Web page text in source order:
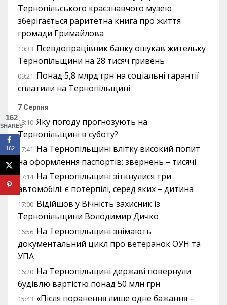
Тернопільського краєзнавчого музею
зберігається раритетна книга про життя
громади Гримайлова
10:33 Псевдопрацівник банку ошукав жительку
Тернопільщини на 28 тисяч гривень
09:21 Понад 5,8 млрд грн на соціальні гарантії
сплатили на Тернопільщині
7 Серпня
18:10 Яку погоду прогнозують на
Тернопільщині в суботу?
17:41 На Тернопільщині влітку високий попит
на оформлення паспортів: звернень – тисячі
17:14 На Тернопільщині зіткнулися три
автомобілі: є потерпілі, серед яких – дитина
17:00 Відійшов у Вічність захисник із
Тернопільщини Володимир Дичко
16:56 На Тернопільщині знімають
документальний цикл про ветеранок ОУН та
УПА
16:20 На Тернопільщині державі повернули
будівлю вартістю понад 50 млн грн
15:43 «Після поранення лише одне бажання –
162
SHARES
162